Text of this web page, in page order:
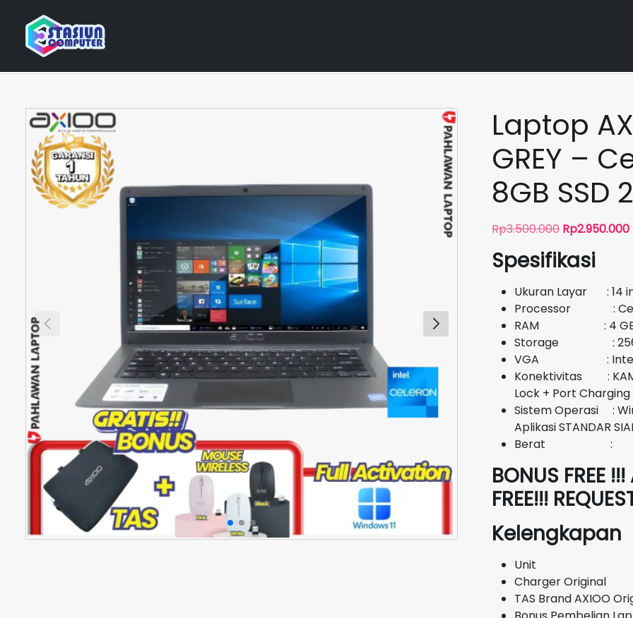
Home
Laptop
GREY –
8GB SSD
Rp3.500.000 Harga
adalah:
Rp2.950.000
Spesifikasi
Ukuran Layar : 14
Processor :
RAM : 4
Storage : 256
VGA : Intel
Konektivitas :
Lock + Port Charging
Sistem Operasi :
Aplikasi STANDAR
Berat :
BONUS FREE
FREE!!!
Kelengkapan
Unit
Charger Original
TAS Brand AXIOO